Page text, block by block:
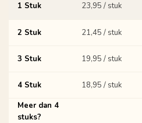
1 Stuk 23,95 / stuk
2 Stuk 21,45 / stuk
3 Stuk 19,95 / stuk
4 Stuk 18,95 / stuk
Meer dan 4
stuks?